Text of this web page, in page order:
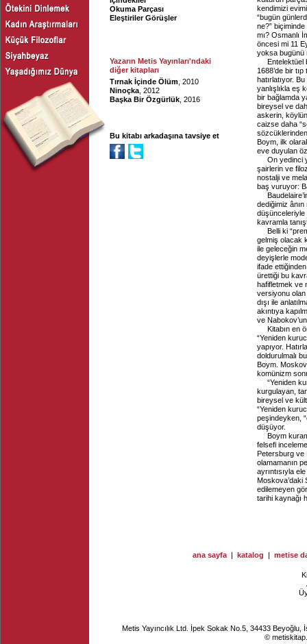
Okuma Parçası
Eleştiriler Görüşler
Yazarın Metis Yayınları'ndaki
diğer kitapları
Tırnak İçinde Ölüm , 2010
Ninoçka , 2012
Başka Bir Özgürlük , 2016
Bu kitabı arkadaşına tavsiye et
kendimizi
“bugün
ne?”
mı? Osmanlı
öncesi mi 11
yoksa bugünü
Entelektüel
1688’de bir tıp
hatırlatıyor.
yanlışlıkla eş
bir bağlamda
bireysel ve
askerin,
caizse daha
Boym, ilk
eve duyulan
On yedinci
şairlerin ve
nostalji ve
baş vuruyor:
dediğimiz
düşünceleriyle
kavramla
Belli ki
gelmiş olacak
ile geleceğin
deyişlerle
ifade
ürettiği bu
hafifletmek ve
versiyonu olan
dışı ile
akıntıya
ve
Kitabın en
“Yeniden
yapıyor.
doldurulmalı
Boym.
komünizm
“Yeniden
kurgulayan,
bireysel ve
“Yeniden
peşindeyken,
düşüyor.
Boym
felsefi
Petersburg ve
olamamanın
ayrıntısıyla
Moskova’daki
edilemeyen
tarihi kaynağı
ana sayfa | katalog | metise
Metis Yayıncılık Ltd. İpek Sokak No.5, 34433
©